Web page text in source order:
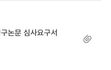
논문 심사요구서